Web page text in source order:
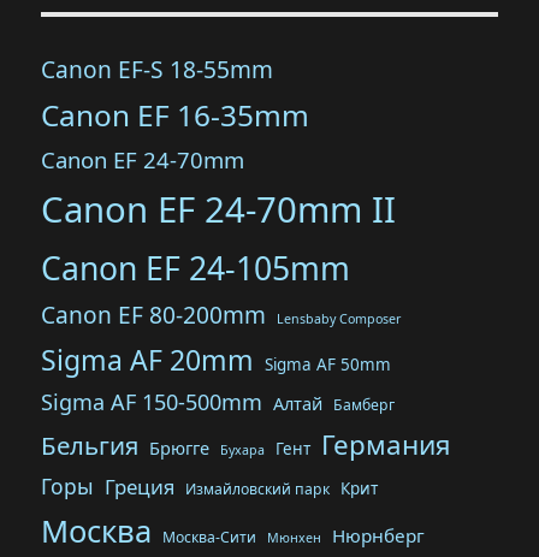
Canon EF-S 18-55mm
Canon EF 16-35mm
Canon EF 24-70mm
Canon EF 24-70mm II
Canon EF 24-105mm
Canon EF 80-200mm Lensbaby Composer
Sigma AF 20mm Sigma AF 50mm
Sigma AF 150-500mm Алтай Бамберг
Бельгия Брюгге Бухара Гент Германия
Горы Греция Измайловский парк Крит
Москва Москва-Сити Мюнхен Нюрнберг